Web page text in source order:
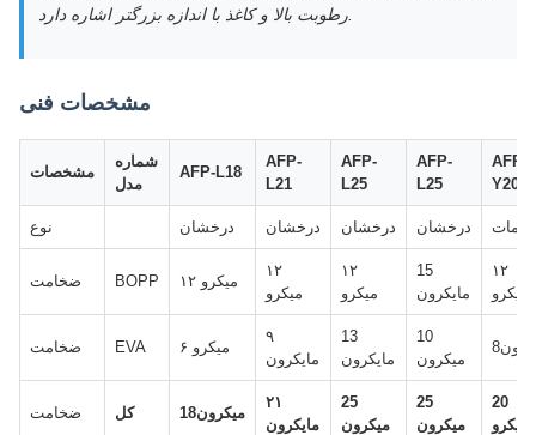
مشخصات فنی
مشخصات
شماره
مدل
AFP-L18
AFP-
L21
AFP-
L25
AFP-
L25
AFP-
Y20
نوع درخشان درخشان درخشان درخشان مات
ضخامت BOPP ۱۲ میکرو
۱۲
میکرو
۱۲
میکرو
15
مايکرون
۱۲
میکرو
ضخامت EVA ۶ میکرو
۹
مایکرون
13
مايکرون
10
ميکرون
ضخامت کل 18میکرون
۲۱
مایکرون
25
ميکرون
25
ميکرون
20
میکرو